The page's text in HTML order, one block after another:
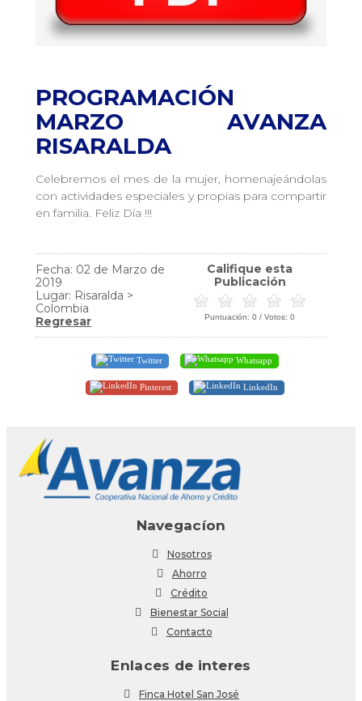
PROGRAMACIÓN
MARZO AVANZA
RISARALDA
Celebremos el mes de la mujer, homenajeándolas
con actividades especiales y propias para compartir
en familia. Feliz Día !!!
Fecha: 02 de Marzo de
2019
Lugar: Risaralda >
Colombia
Regresar
Califique esta
Publicación
Puntuación: 0 / Votos: 0
Twitter Whatsapp
Pinterest LinkedIn
Navegacíon
Nosotros
Ahorro
Crédito
Bienestar Social
Contacto
Enlaces de interes
Finca Hotel San José